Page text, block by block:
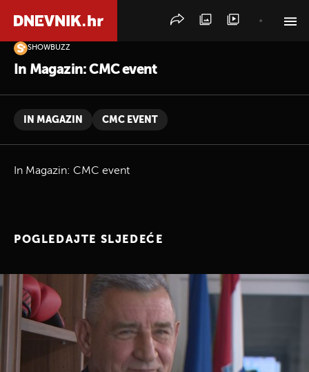
SHOWBUZZ
In Magazin: CMC event
IN MAGAZIN CMC EVENT
In Magazin: CMC event
POGLEDAJTE SLJEDEĆE
PRETRAŽITE VIJESTI